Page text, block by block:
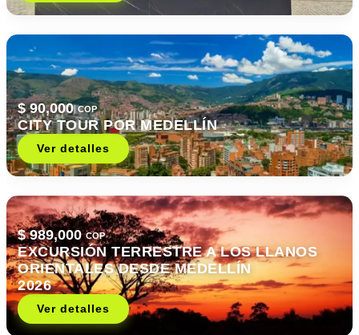
$ 90,000COP
CITY TOUR POR MEDELLÍN
Ver detalles
$ 989,000COP
EXCURSIÓN TERRESTRE A LOS LLANOS
ORIENTALES DESDE MEDELLÍN
2026
Ver detalles